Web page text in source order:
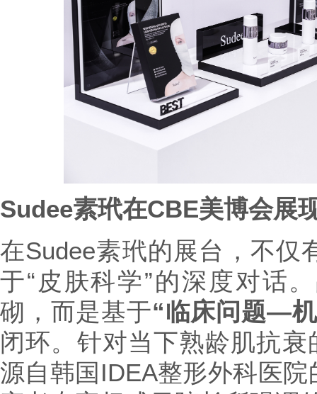
Sudee素玳在CBE美博会展
在Sudee素玳的展台，不仅
于“皮肤科学”的深度对话
砌，而是基于“临床问题—
闭环。针对当下熟龄肌抗
源自韩国IDEA整形外科医